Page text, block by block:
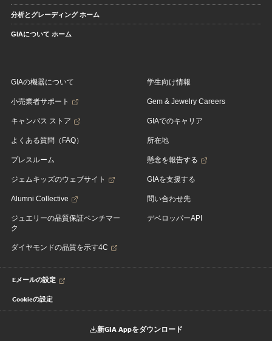
分析とグレーディング ホーム
GIAについて ホーム
GIAの機器について
小売業者サポート
キャンパス ストア
よくある質問（FAQ）
プレスルーム
ジェムキッズのウェブサイト
Alumni Collective
ジュエリーの品質保証ベンチマー
ク
ダイヤモンドの品質を示す4C
学生向け情報
Gem & Jewelry Careers
GIAでのキャリア
所在地
懸念を報告する
GIAを支援する
問い合わせ先
デベロッパーAPI
Eメールの設定
Cookieの設定
新GIA Appをダウンロード